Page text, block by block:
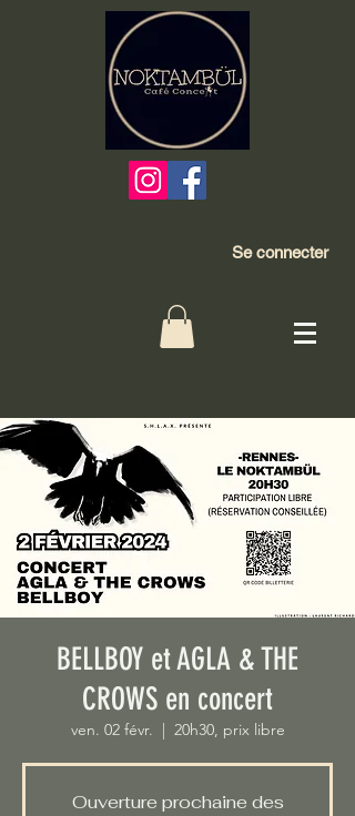
Se connecter
BELLBOY et AGLA & THE
CROWS en concert
ven. 02 févr. 20h30, prix libre
Ouverture prochaine des